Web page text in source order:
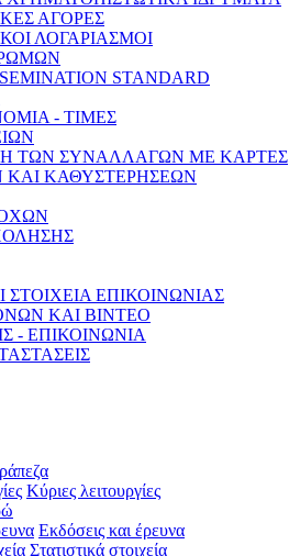
ΑΓΟΡΕΣ
ΛΟΓΑΡΙΑΣΜΟΙ
STANDARD
- ΤΙΜΕΣ
ΤΩΝ ΣΥΝΑΛΛΑΓΩΝ ΜΕ ΚΑΡΤΕΣ
ΚΑΙ ΚΑΘΥΣΤΕΡΗΣΕΩΝ
ΕΠΙΚΟΙΝΩΝΙΑΣ
ΚΑΙ ΒΙΝΤΕΟ
- ΕΠΙΚΟΙΝΩΝΙΑ
Κύριες λειτουργίες
Εκδόσεις και έρευνα
Στατιστικά στοιχεία